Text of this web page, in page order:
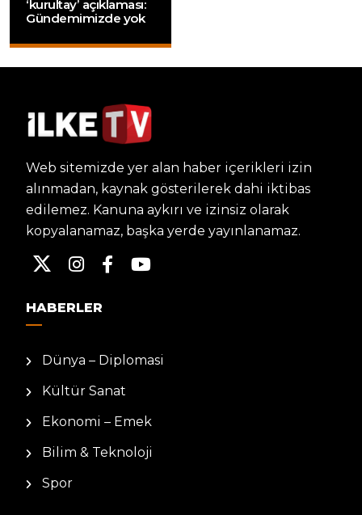
‘kurultay’ açıklaması:
Gündemimizde yok
Web sitemizde yer alan haber içerikleri izin
alınmadan, kaynak gösterilerek dahi iktibas
edilemez. Kanuna aykırı ve izinsiz olarak
kopyalanamaz, başka yerde yayınlanamaz.
HABERLER
Dünya – Diplomasi
Kültür Sanat
Ekonomi – Emek
Bilim & Teknoloji
Spor